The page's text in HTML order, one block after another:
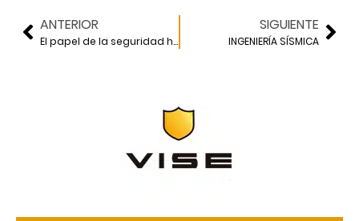
ANTERIOR
El papel de la seguridad hídrica, de camino hacia la transición energética
SIGUIENTE
INGENIERÍA SÍSMICA